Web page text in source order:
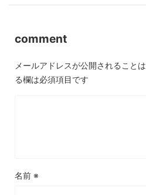
comment
メールアドレスが公開されることは
る欄は必須項目です
名前 ※